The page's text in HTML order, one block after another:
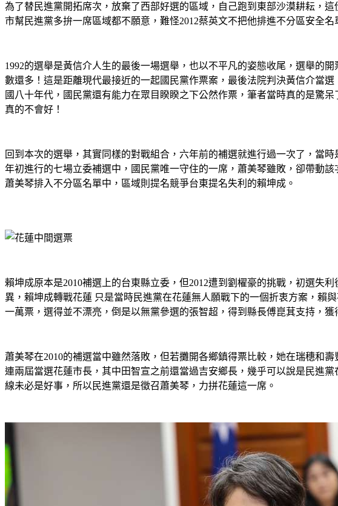
為了替民進黨開拓席次，放棄了西部好選的區域，自己跑到東部沙漠耕耘，
市幫民進黨多拚一席區域都不願意，難怪2012蔡英文不把他排進不分區安全
1992的選舉是黃信介人生的最後一場選舉，也以不平凡的姿態收尾，選舉的
數還多！這是距離現代最接近的一起國民黨作票案，最後法院判決黃信介當
國八十年代，國民黨還有能力在眾目睽睽之下公然作票，筆者當時真的是驚
真的不會好！
回到本次的選舉，其實同樣的對戰組合，六年前的補選就進行過一次了，當
年初進行的七場立委補選中，國民黨唯一守住的一席，蕭美琴雖敗，卻帶動
蕭美琴排入不分區名單中，區域則提名競爭台東提名失利的賴坤成。
賴坤成原本是2010補選上的台東縣立委，但2012遭到劉櫂豪的挑戰，初選失
異，賴坤成轉戰花蓮 只是當時民進黨在花蓮無人願戰下的一個折衷方案，賴
一萬票，選得並不漂亮，倒是以無黨參選的張智超，得到縣長傅崑萁支持，
蕭美琴在2010的補選當中雖然落敗，但若攤開各鄉鎮得票比較，她在瑞穗和
連兩屆當選花蓮市長，其中田智宣之前還當過吉安鄉長，幾乎可以說是民進
線未必是好事，所以民進黨還是徵召蕭美琴，力拼花蓮這一席。